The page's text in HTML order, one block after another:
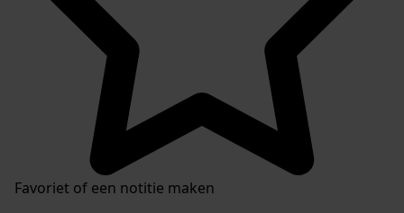
Favoriet of een notitie maken